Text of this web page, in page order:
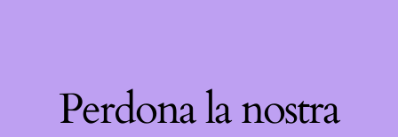
Perdona la nostra